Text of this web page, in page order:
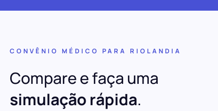
CONVÊNIO MÉDICO PARA RIOLANDIA
Compare e faça uma
simulação rápida.